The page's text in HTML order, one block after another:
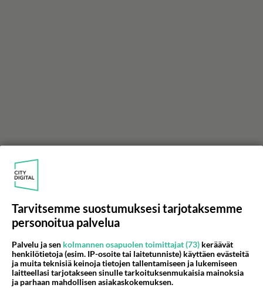
Tarvitsemme suostumuksesi tarjotaksemme
personoitua palvelua
Palvelu ja sen kolmannen osapuolen toimittajat (73) keräävät
henkilötietoja (esim. IP-osoite tai laitetunniste) käyttäen evästeitä
ja muita teknisiä keinoja tietojen tallentamiseen ja lukemiseen
laitteellasi tarjotakseen sinulle tarkoituksenmukaisia mainoksia
ja parhaan mahdollisen asiakaskokemuksen.